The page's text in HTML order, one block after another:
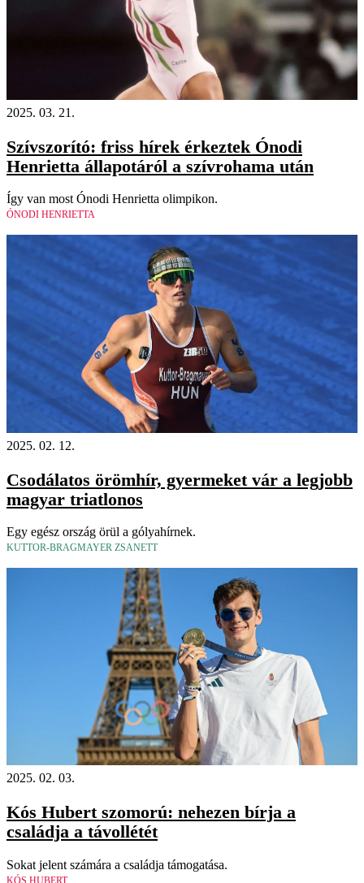
2025. 03. 21.
Szívszorító: friss hírek érkeztek Ónodi
Henrietta állapotáról a szívrohama után
Így van most Ónodi Henrietta olimpikon.
ÓNODI HENRIETTA
2025. 02. 12.
Csodálatos örömhír, gyermeket vár a legjobb
magyar triatlonos
Egy egész ország örül a gólyahírnek.
KUTTOR-BRAGMAYER ZSANETT
2025. 02. 03.
Kós Hubert szomorú: nehezen bírja a
családja a távollétét
Sokat jelent számára a családja támogatása.
KÓS HUBERT